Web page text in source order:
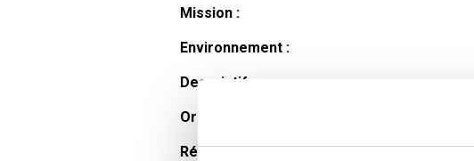
Mission :
Environnement :
Descriptif :
Organisation et horaires :
Rémunération :